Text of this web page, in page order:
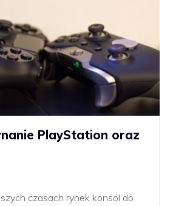
PlayStation oraz
czasach rynek konsol do